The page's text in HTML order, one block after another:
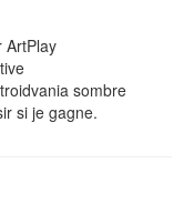
ArtPlay
sombre
si je gagne.